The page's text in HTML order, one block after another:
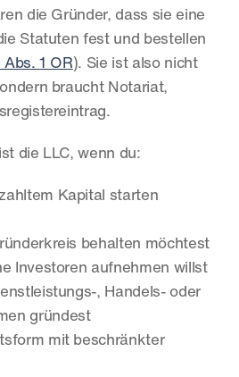
die Gründer, dass sie eine
Statuten fest und bestellen
1 OR). Sie ist also nicht
braucht Notariat,
die LLC, wenn du:
Kapital starten
behalten möchtest
Investoren aufnehmen willst
, Handels- oder
gründest
mit beschränkter